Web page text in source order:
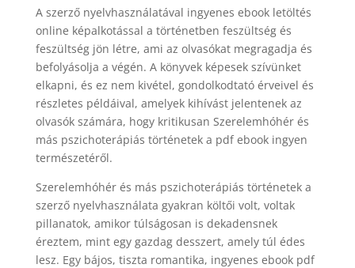
A szerző nyelvhasználatával ingyenes ebook letöltés
online képalkotással a történetben feszültség és
feszültség jön létre, ami az olvasókat megragadja és
befolyásolja a végén. A könyvek képesek szívünket
elkapni, és ez nem kivétel, gondolkodtató érveivel és
részletes példáival, amelyek kihívást jelentenek az
olvasók számára, hogy kritikusan Szerelemhóhér és
más pszichoterápiás történetek a pdf ebook ingyen
természetéről.
Szerelemhóhér és más pszichoterápiás történetek a
szerző nyelvhasználata gyakran költői volt, voltak
pillanatok, amikor túlságosan is dekadensnek
éreztem, mint egy gazdag desszert, amely túl édes
lesz. Egy bájos, tiszta romantika, ingyenes ebook pdf